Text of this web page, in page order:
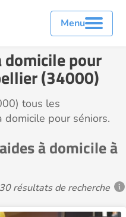
Menu
domicile pour
(34000)
tous les
pour séniors.
à domicile à
30 résultats de recherche